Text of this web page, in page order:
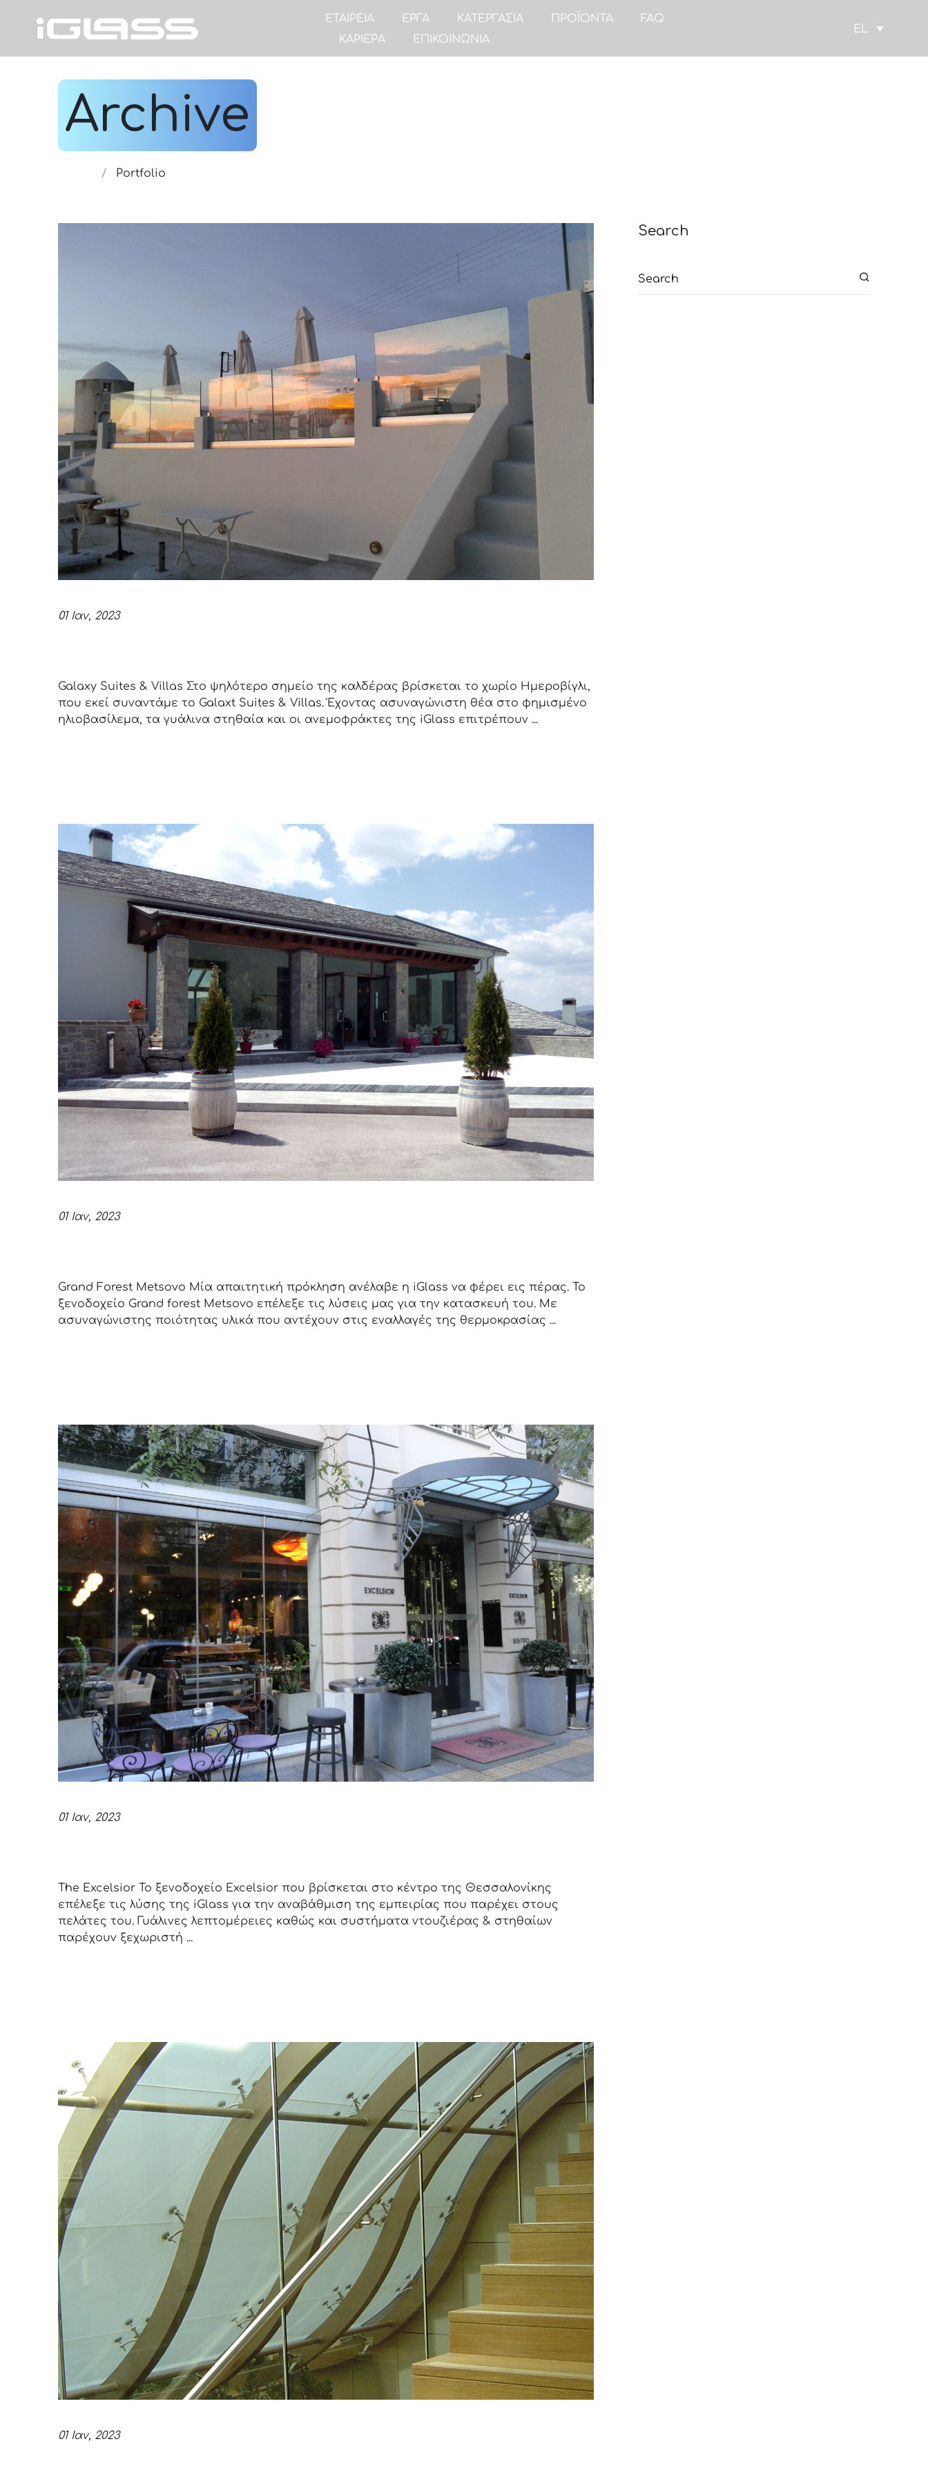
ΕΤΑΙΡΕΙΑ ΕΡΓΑ ΚΑΤΕΡΓΑΣΙΑ ΠΡΟΪΟΝΤΑ
FAQ
ΚΑΡΙΕΡΑ
ΕΠΙΚΟΙΝΩΝΙΑ
EL
Archive
/ Portfolio
01 Ιαν, 2023
Galaxy Suites & Villas Στο ψηλότερο σημείο της καλδέρας βρίσκεται το χωρίο Ημεροβίγλι,
που εκεί συναντάμε το Galaxt Suites & Villas. Έχοντας ασυναγώνιστη θέα στο φημισμένο
ηλιοβασίλεμα, τα γυάλινα στηθαία και οι ανεμοφράκτες της iGlass επιτρέπουν ...
01 Ιαν, 2023
Grand Forest Metsovo Μία απαιτητική πρόκληση ανέλαβε η iGlass να φέρει εις πέρας. Το
ξενοδοχείο Grand forest Metsovo επέλεξε τις λύσεις μας για την κατασκευή του. Με
ασυναγώνιστης ποιότητας υλικά που αντέχουν στις εναλλαγές της θερμοκρασίας ...
01 Ιαν, 2023
The Excelsior Το ξενοδοχείο Excelsior που βρίσκεται στο κέντρο της Θεσσαλονίκης
επέλεξε τις λύσης της iGlass για την αναβάθμιση της εμπειρίας που παρέχει στους
πελάτες του. Γυάλινες λεπτομέρειες καθώς και συστήματα ντουζιέρας & στηθαίων
παρέχουν ξεχωριστή ...
01 Ιαν, 2023
Search